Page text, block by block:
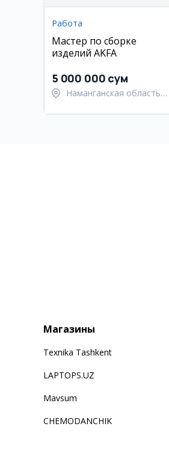
Работа
Мастер по сборке
изделий AKFA
5 000 000 сум
Наманганская область,
Магазины
Texnika Tashkent
LAPTOPS.UZ
Mavsum
CHEMODANCHIK